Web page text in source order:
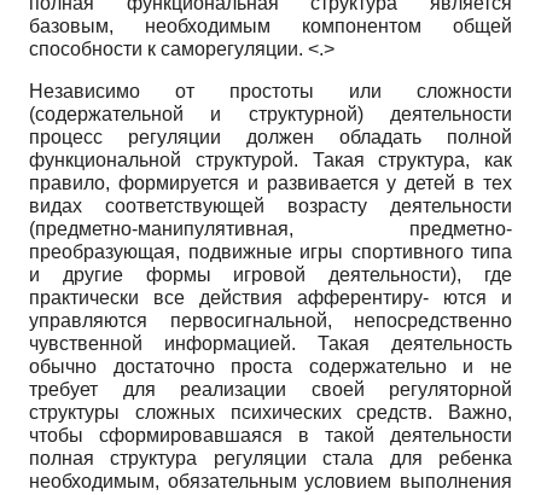
базовым, необходимым компонентом общей
способности к саморегуляции. <.>
Независимо от простоты или сложности
(содержательной и структурной) деятельности
процесс регуляции должен обладать полной
функциональной структурой. Такая структура, как
правило, формируется и развивается у детей в тех
видах соответствующей возрасту деятельности
(предметно-манипуля­тивная, предметно-
преобразующая, подвижные игры спортивного типа
и другие формы игровой деятельности), где
практически все действия афферентиру- ются и
управляются первосигнальной, непосредственно
чувственной информацией. Такая деятельность
обычно достаточно проста содержательно и не
требует для реализации своей регуляторной
структуры сложных психических средств. Важно,
чтобы сформировавшаяся в такой деятельности
полная структура регуляции стала для ребенка
необходимым, обязательным условием выполнения